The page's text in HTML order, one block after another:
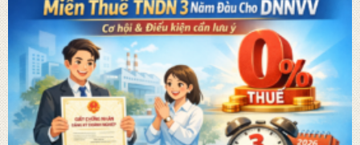
Dịch vụ pháp lý đầu tư và doanh nghiệp